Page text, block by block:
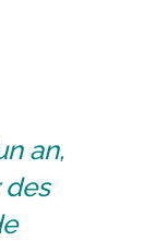
an,